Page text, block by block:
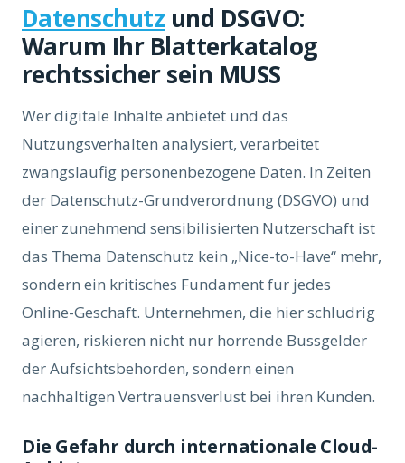
Datenschutz und DSGVO:
Warum Ihr Blatterkatalog
rechtssicher sein MUSS
Wer digitale Inhalte anbietet und das
Nutzungsverhalten analysiert, verarbeitet
zwangslaufig personenbezogene Daten. In Zeiten
der Datenschutz-Grundverordnung (DSGVO) und
einer zunehmend sensibilisierten Nutzerschaft ist
das Thema Datenschutz kein „Nice-to-Have“ mehr,
sondern ein kritisches Fundament fur jedes
Online-Geschaft. Unternehmen, die hier schludrig
agieren, riskieren nicht nur horrende Bussgelder
der Aufsichtsbehorden, sondern einen
nachhaltigen Vertrauensverlust bei ihren Kunden.
Die Gefahr durch internationale Cloud-